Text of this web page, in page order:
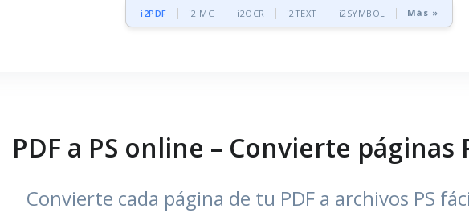
i2PDF i2IMG i2OCR i2TEXT i2SYMBOL Más »
PDF a PS online – Convierte páginas
Convierte cada página de tu PDF a archivos PS